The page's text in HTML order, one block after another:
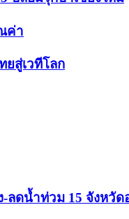
ค่า
ยสู่เวทีโลก
ดน้ำท่วม 15 จังหวัด